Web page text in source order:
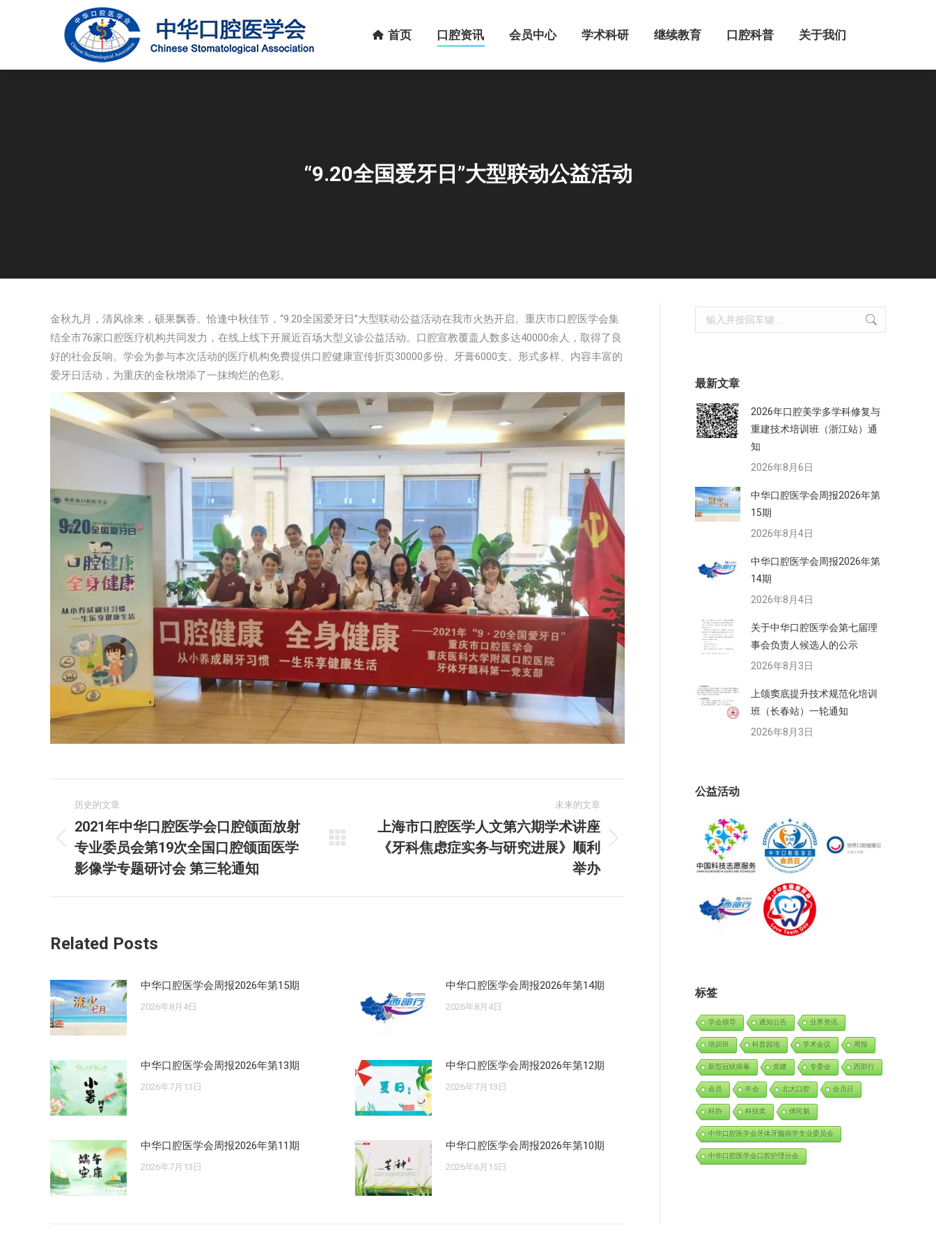
首页 口腔资讯 会员中心 学术科研 继续教育 口腔科普 关于我们
“9.20全国爱牙日”大型联动公益活动
金秋九月，清风徐来，硕果飘香。恰逢中秋佳节，“9.20全国爱牙日”大型联动公益活动在我市火热开启。重庆市口腔医学会集
结全市76家口腔医疗机构共同发力，在线上线下开展近百场大型义诊公益活动。口腔宣教覆盖人数多达40000余人，取得了良
好的社会反响。学会为参与本次活动的医疗机构免费提供口腔健康宣传折页30000多份、牙膏6000支。形式多样、内容丰富的
爱牙日活动，为重庆的金秋增添了一抹绚烂的色彩。
章
导
历史的文章
历
史
2021年中华口腔医学会口腔颌面放射
专业委员会第19次全国口腔颌面医学
影像学专题研讨会 第三轮通知
未来的文章
上海市口腔医学人文第六期学术讲座
《牙科焦虑症实务与研究进展》顺利
举办
Related Posts
中华口腔医学会周报2026年第15期
2026年8月4日
中华口腔医学会周报2026年第14期
2026年8月4日
中华口腔医学会周报2026年第13期
2026年7月13日
中华口腔医学会周报2026年第12期
2026年7月13日
中华口腔医学会周报2026年第11期
2026年7月13日
中华口腔医学会周报2026年第10期
2026年6月15日
Search:
最新文章
2026年口腔美学多学科修复与
重建技术培训班（浙江站）通
知
2026年8月6日
中华口腔医学会周报2026年第
15期
2026年8月4日
中华口腔医学会周报2026年第
14期
2026年8月4日
关于中华口腔医学会第七届理
事会负责人候选人的公示
2026年8月3日
上颌窦底提升技术规范化培训
班（长春站）一轮通知
2026年8月3日
公益活动
标签
学会领导 通知公告 业界资讯
培训班 科普园地 学术会议 周报
新型冠状病毒 党建 专委会 西部行
会员 年会 北大口腔 会员日
科协 科技奖 傅民魁
中华口腔医学会牙体牙髓病学专业委员会
中华口腔医学会口腔护理分会